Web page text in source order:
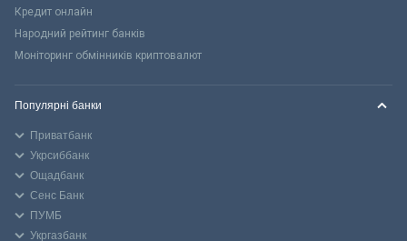
Кредит онлайн
Народний рейтинг банків
Моніторинг обмінників криптовалют
Популярні банки
Приватбанк
Укрсиббанк
Ощадбанк
Сенс Банк
ПУМБ
Укргазбанк